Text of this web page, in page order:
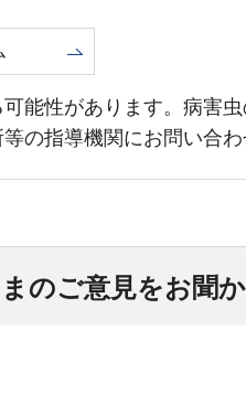
能性があります。病害
の指導機関にお問い合わ
のご意見をお聞